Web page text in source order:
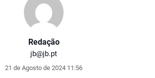
Redação
jb@jb.pt
21 de Agosto de 2024 11:56